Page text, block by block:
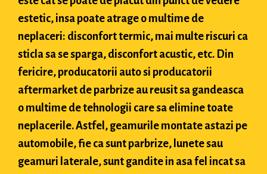
estetic, insa poate atrage o multime de
neplaceri: disconfort termic, mai multe riscuri ca
sticla sa se sparga, disconfort acustic, etc. Din
fericire, producatorii auto si producatorii
aftermarket de parbrize au reusit sa gandeasca
o multime de tehnologii care sa elimine toate
neplacerile. Astfel, geamurile montate astazi pe
automobile, fie ca sunt parbrize, lunete sau
geamuri laterale, sunt gandite in asa fel incat sa